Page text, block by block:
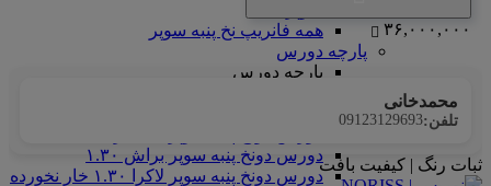
همه فانریپ نخ پنبه سوپر
پارچه دورس
پارچه دورس
دورس دونخ پنبه سوپر براش ۱.۳۰
دورس دونخ پنبه سوپر لاکرا ۱.۳۰ خار نخورده
۳۶,۰۰۰,۰۰۰
محمدخانی
تلفن:09123129693
ثبات رنگ | کیفیت بافت